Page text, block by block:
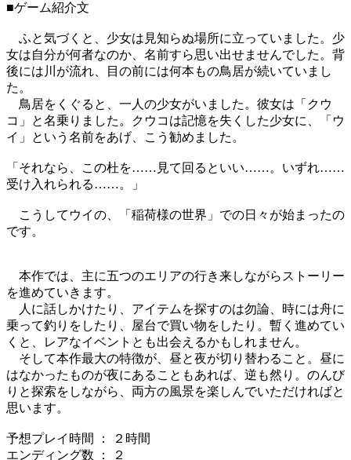
■ゲーム紹介文
ふと気づくと、少女は見知らぬ場所に立っていました。少
女は自分が何者なのか、名前すら思い出せませんでした。背
後には川が流れ、目の前には何本もの鳥居が続いていまし
た。
鳥居をくぐると、一人の少女がいました。彼女は「クウ
コ」と名乗りました。クウコは記憶を失くした少女に、「ウ
イ」という名前をあげ、こう勧めました。
「それなら、この杜を……見て回るといい……。いずれ……
受け入れられる……。」
こうしてウイの、「稲荷様の世界」での日々が始まったの
です。
本作では、主に五つのエリアの行き来しながらストーリー
を進めていきます。
人に話しかけたり、アイテムを探すのは勿論、時には舟に
乗って釣りをしたり、屋台で買い物をしたり。暫く進めてい
くと、レアなイベントとも出会えるかもしれません。
そして本作最大の特徴が、昼と夜が切り替わること。昼に
はなかったものが夜にあることもあれば、逆も然り。のんび
りと探索をしながら、両方の風景を楽しんでいただければと
思います。
予想プレイ時間 ： ２時間
エンディング数 ： ２